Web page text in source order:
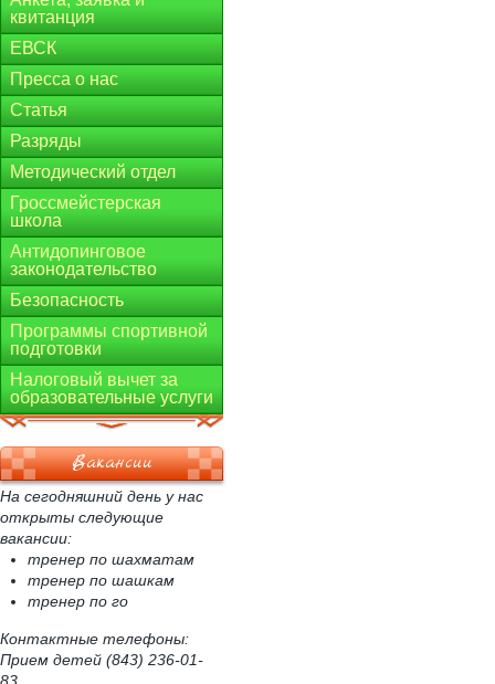
квитанция
ЕВСК
Пресса о нас
Статья
Разряды
Методический отдел
Гроссмейстерская
школа
Антидопинговое
законодательство
Безопасность
Программы спортивной
подготовки
Налоговый вычет за
образовательные услуги
Вакансии
На сегодняшний день у нас
открыты следующие
вакансии:
тренер по шахматам
тренер по шашкам
тренер по го
Контактные телефоны:
Прием детей (843) 236-01-